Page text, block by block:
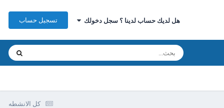
هل لديك حساب لدينا ؟ سجل دخولك تسجيل حساب
كل الانشطه